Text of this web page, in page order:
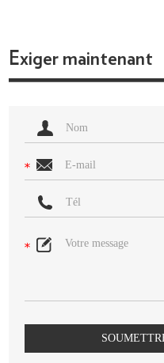
Exiger maintenant